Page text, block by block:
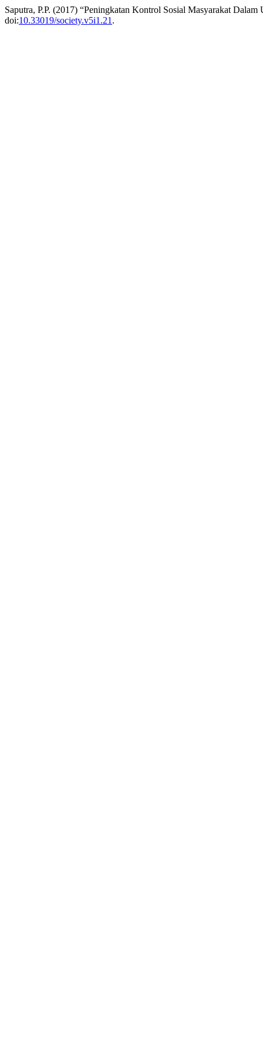
Saputra, P.P. (2017) “Peningkatan Kontrol Sosial Masyarakat
doi:10.33019/society.v5i1.21 .